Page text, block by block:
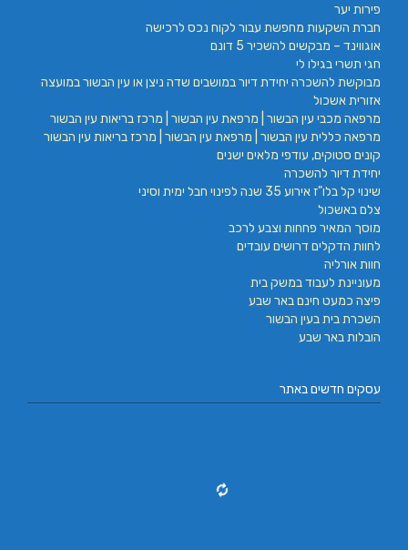
פירות יער
חברת השקעות מחפשת עבור לקוח נכס לרכישה
אוגווינד – מבקשים להשכיר 5 דונם
חגי תשרי בגילו לי
מבוקשת להשכרה יחידת דיור במושבים שדה ניצן או עין הבשור במועצה
אזורית אשכול
מרפאה מכבי עין הבשור | מרפאת עין הבשור | מרכז בריאות עין הבשור
מרפאה כללית עין הבשור | מרפאת עין הבשור | מרכז בריאות עין הבשור
קונים סטוקים, עודפי מלאים ישנים
יחידת דיור להשכרה
שינוי קל בלו"ז אירוע 35 שנה לפינוי חבל ימית וסיני
צלם באשכול
מוסך המאיר פחחות וצבע לרכב
לחוות הדקלים דרושים עובדים
חוות אורליה
מעוניינת לעבוד במשק בית
פיצה כמעט חינם באר שבע
השכרת בית בעין הבשור
הובלות באר שבע
עסקים חדשים באתר